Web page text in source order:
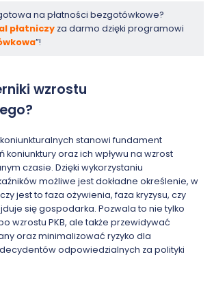
na płatności bezgotówkowe?
płatniczy za darmo dzięki programowi
”!
wzrostu
stanowi fundament
koniunktury oraz ich wpływu na wzrost
czasie. Dzięki wykorzystaniu
możliwe jest dokładne określenie, w
jest to faza ożywienia, faza kryzysu, czy
się gospodarka. Pozwala to nie tylko
wzrostu PKB, ale także przewidywać
oraz minimalizować ryzyko dla
odpowiedzialnych za polityki